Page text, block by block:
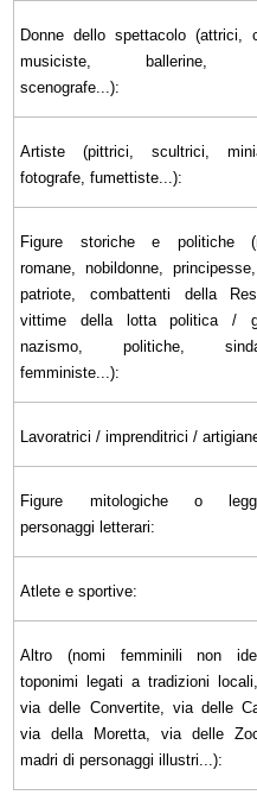
Donne dello spettacolo (attrici,
musiciste, ballerine,
scenografe...):
Artiste (pittrici, scultrici,
fotografe, fumettiste...):
Figure storiche e politiche
romane, nobildonne,
patriote, combattenti della
vittime della lotta politica /
nazismo, politiche,
femministe...):
Lavoratrici / imprenditrici /
Figure mitologiche o
personaggi letterari:
Atlete e sportive:
Altro (nomi femminili non
toponimi legati a tradizioni
via delle Convertite, via delle
via della Moretta, via delle
madri di personaggi illustri...):